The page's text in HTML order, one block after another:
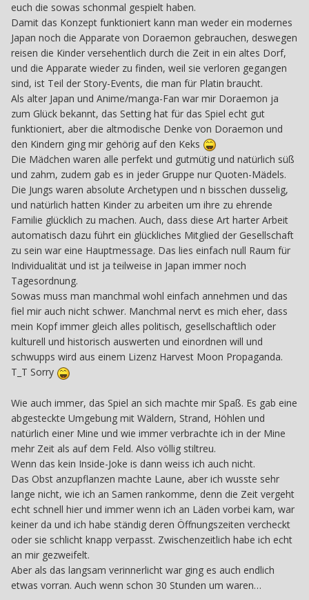
euch die sowas schonmal gespielt haben.
Damit das Konzept funktioniert kann man weder ein modernes
Japan noch die Apparate von Doraemon gebrauchen, deswegen
reisen die Kinder versehentlich durch die Zeit in ein altes Dorf,
und die Apparate wieder zu finden, weil sie verloren gegangen
sind, ist Teil der Story-Events, die man für Platin braucht.
Als alter Japan und Anime/manga-Fan war mir Doraemon ja
zum Glück bekannt, das Setting hat für das Spiel echt gut
funktioniert, aber die altmodische Denke von Doraemon und
den Kindern ging mir gehörig auf den Keks
Die Mädchen waren alle perfekt und gutmütig und natürlich süß
und zahm, zudem gab es in jeder Gruppe nur Quoten-Mädels.
Die Jungs waren absolute Archetypen und n bisschen dusselig,
und natürlich hatten Kinder zu arbeiten um ihre zu ehrende
Familie glücklich zu machen. Auch, dass diese Art harter Arbeit
automatisch dazu führt ein glückliches Mitglied der Gesellschaft
zu sein war eine Hauptmessage. Das lies einfach null Raum für
Individualität und ist ja teilweise in Japan immer noch
Tagesordnung.
Sowas muss man manchmal wohl einfach annehmen und das
fiel mir auch nicht schwer. Manchmal nervt es mich eher, dass
mein Kopf immer gleich alles politisch, gesellschaftlich oder
kulturell und historisch auswerten und einordnen will und
schwupps wird aus einem Lizenz Harvest Moon Propaganda.
T_T Sorry
Wie auch immer, das Spiel an sich machte mir Spaß. Es gab eine
abgesteckte Umgebung mit Wäldern, Strand, Höhlen und
natürlich einer Mine und wie immer verbrachte ich in der Mine
mehr Zeit als auf dem Feld. Also völlig stiltreu.
Wenn das kein Inside-Joke is dann weiss ich auch nicht.
Das Obst anzupflanzen machte Laune, aber ich wusste sehr
lange nicht, wie ich an Samen rankomme, denn die Zeit vergeht
echt schnell hier und immer wenn ich an Läden vorbei kam, war
keiner da und ich habe ständig deren Öffnungszeiten vercheckt
oder sie schlicht knapp verpasst. Zwischenzeitlich habe ich echt
an mir gezweifelt.
Aber als das langsam verinnerlicht war ging es auch endlich
etwas vorran. Auch wenn schon 30 Stunden um waren…